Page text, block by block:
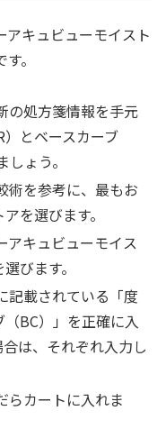
キュビューモイスト
。
の処方箋情報を手元
）とベースカーブ
ょう。
術を参考に、最もお
を選びます。
アキュビューモイス
びます。
記載されている「度
BC）」を正確に入
は、それぞれ入力し
らカートに入れま